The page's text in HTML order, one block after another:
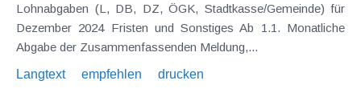
Lohnabgaben (L, DB, DZ, ÖGK, Stadtkasse/Gemeinde) für
Dezember 2024 Fristen und Sonstiges Ab 1.1. Monatliche
Abgabe der Zusammenfassenden Meldung,...
Langtext
empfehlen drucken